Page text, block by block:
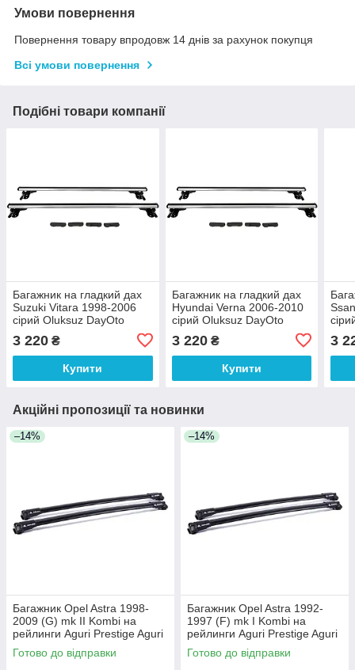
Умови повернення
Повернення товару впродовж 14 днів за рахунок покупця
Всі умови повернення
Подібні товари компанії
Багажник на гладкий дах
Suzuki Vitara 1998-2006
сірий Oluksuz DayOto
3 220 ₴
Купити
Багажник на гладкий дах
Hyundai Verna 2006-2010
сірий Oluksuz DayOto
3 220₴
Купити
3
Акційні пропозиції та новинки
–14%
Багажник Opel Astra 1998-
2009 (G) mk II Kombi на
рейлинги Aguri Prestige Aguri
Готово до відправки
–14%
Багажник Opel Astra 1992-
1997 (F) mk I Kombi на
рейлинги Aguri Prestige Aguri
Готово до відправки